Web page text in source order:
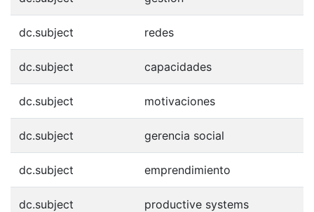
dc.subject redes
dc.subject capacidades
dc.subject motivaciones
dc.subject gerencia social
dc.subject emprendimiento
dc.subject productive systems